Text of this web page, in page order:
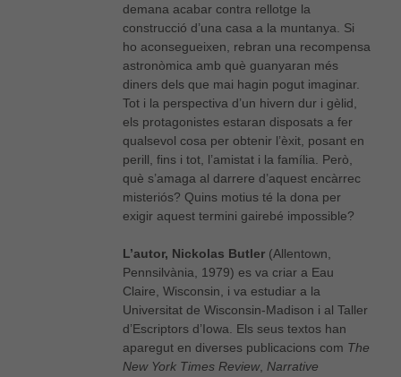
demana acabar contra rellotge la
construcció d’una casa a la muntanya. Si
ho aconsegueixen, rebran una recompensa
astronòmica amb què guanyaran més
diners dels que mai hagin pogut imaginar.
Tot i la perspectiva d’un hivern dur i gèlid,
els protagonistes estaran disposats a fer
qualsevol cosa per obtenir l’èxit, posant en
perill, fins i tot, l’amistat i la família. Però,
què s’amaga al darrere d’aquest encàrrec
misteriós? Quins motius té la dona per
exigir aquest termini gairebé impossible?
L’autor, Nickolas Butler (Allentown,
Pennsilvània, 1979) es va criar a Eau
Claire, Wisconsin, i va estudiar a la
Universitat de Wisconsin-Madison i al Taller
d’Escriptors d’Iowa. Els seus textos han
aparegut en diverses publicacions com The
New York Times Review, Narrative